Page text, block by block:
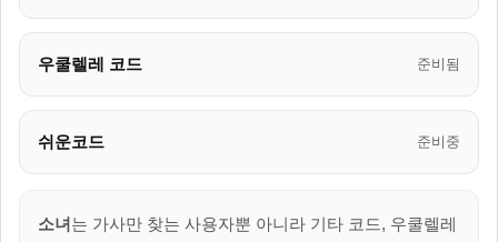
우쿨렐레 코드 준비됨
쉬운코드 준비중
소녀는 가사만 찾는 사용자뿐 아니라 기타 코드, 우쿨렐레